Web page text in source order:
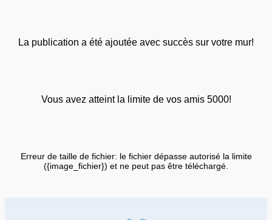
La publication a été ajoutée avec succès sur votre mur!
Vous avez atteint la limite de vos amis 5000!
Erreur de taille de fichier: le fichier dépasse autorisé la limite
({image_fichier}) et ne peut pas être téléchargé.